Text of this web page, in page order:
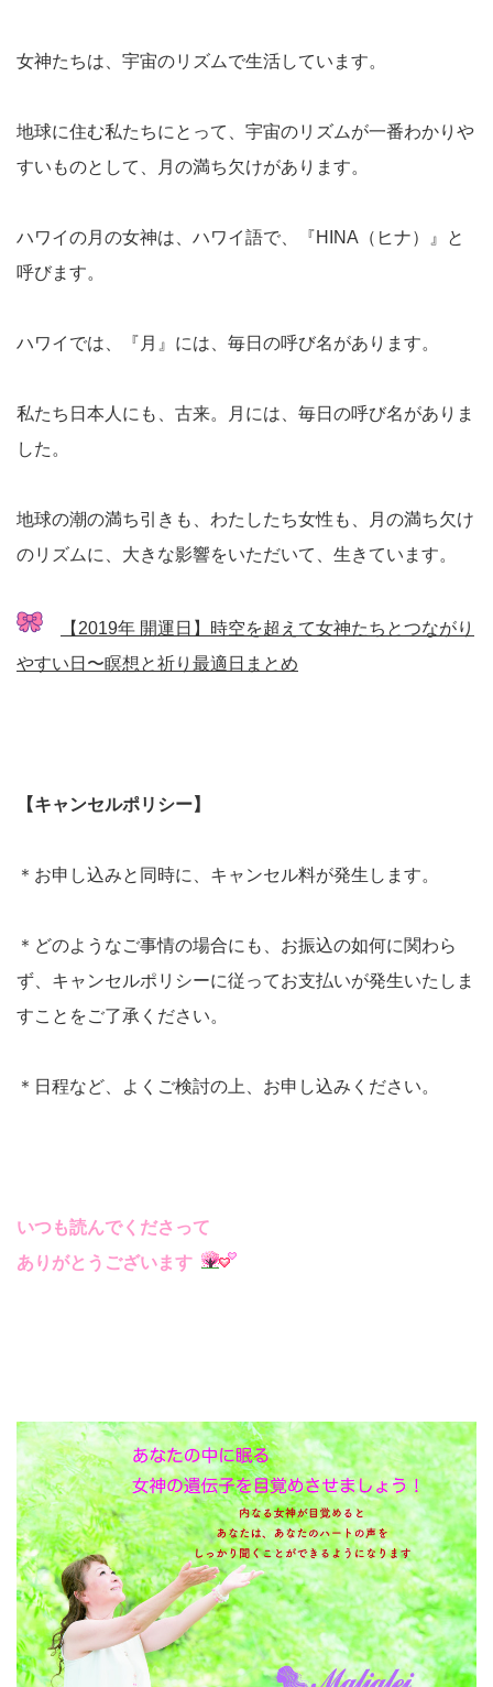
女神たちは、宇宙のリズムで生活しています。
地球に住む私たちにとって、宇宙のリズムが一番わかりや
すいものとして、月の満ち欠けがあります。
ハワイの月の女神は、ハワイ語で、『HINA（ヒナ）』と
呼びます。
ハワイでは、『月』には、毎日の呼び名があります。
私たち日本人にも、古来。月には、毎日の呼び名がありま
した。
地球の潮の満ち引きも、わたしたち女性も、月の満ち欠け
のリズムに、大きな影響をいただいて、生きています。
【2019年 開運日】時空を超えて女神たちとつながり
やすい日〜瞑想と祈り最適日まとめ
【キャンセルポリシー】
＊お申し込みと同時に、キャンセル料が発生します。
＊どのようなご事情の場合にも、お振込の如何に関わら
ず、キャンセルポリシーに従ってお支払いが発生いたしま
すことをご了承ください。
＊日程など、よくご検討の上、お申し込みください。
いつも読んでくださって
ありがとうございます